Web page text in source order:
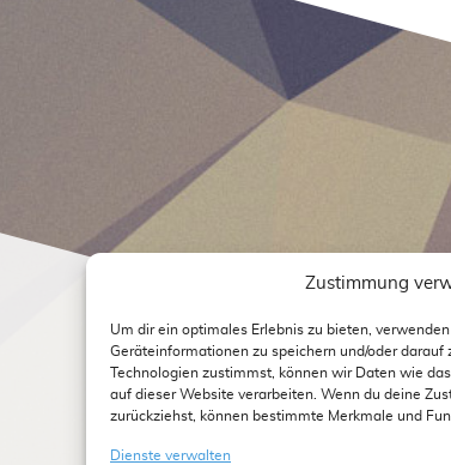
Zustimmung
Um dir ein optimales Erlebnis zu bieten,
Geräteinformationen zu speichern und/oder darauf
Technologien zustimmst, können wir Daten wie
auf dieser Website verarbeiten. Wenn du deine
zurückziehst, können bestimmte Merkmale und
Dienste verwalten